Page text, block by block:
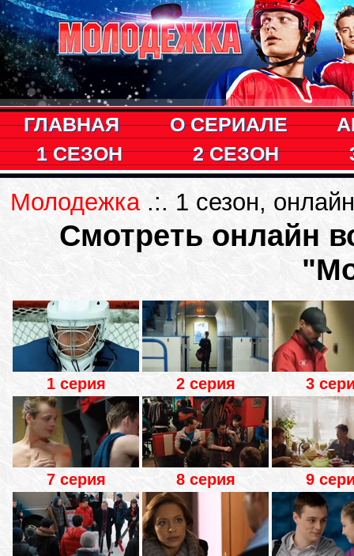
ГЛАВНАЯ О СЕРИАЛЕ
1 СЕЗОН
2 СЕЗОН
Молодежка.:. 1 сезон, онлайн
Смотреть онлайн
1 серия 2 серия 3
7 серия 8 серия 9